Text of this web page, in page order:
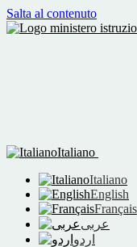
Salta al contenuto
Italiano
Italiano
English
Français
عربى
اردو